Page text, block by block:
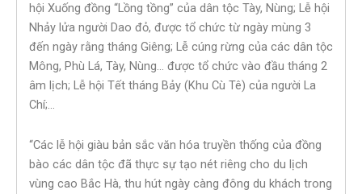
hội Xuống đồng “Lồng tồng” của dân tộc Tày, Nùng; Lễ hội
Nhảy lửa người Dao đỏ, được tổ chức từ ngày mùng 3
đến ngày rằng tháng Giêng; Lễ cúng rừng của các dân tộc
Mông, Phù Lá, Tày, Nùng… được tổ chức vào đầu tháng 2
âm lịch; Lễ hội Tết tháng Bảy (Khu Cù Tê) của người La
Chí;…
“Các lễ hội giàu bản sắc văn hóa truyền thống của đồng
bào các dân tộc đã thực sự tạo nét riêng cho du lịch
vùng cao Bắc Hà, thu hút ngày càng đông du khách trong